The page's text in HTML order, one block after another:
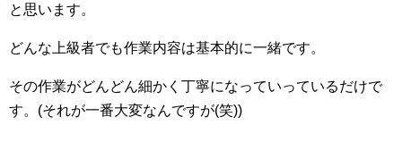
と思います。
どんな上級者でも作業内容は基本的に一緒です。
その作業がどんどん細かく丁寧になっていっているだけで
す。(それが一番大変なんですが(笑))